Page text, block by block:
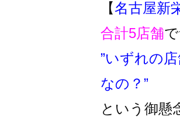
【名古屋新
合計5店舗
”いずれの店
なの？”
という御懸